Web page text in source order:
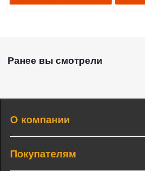
Ранее вы смотрели
О компании
Покупателям